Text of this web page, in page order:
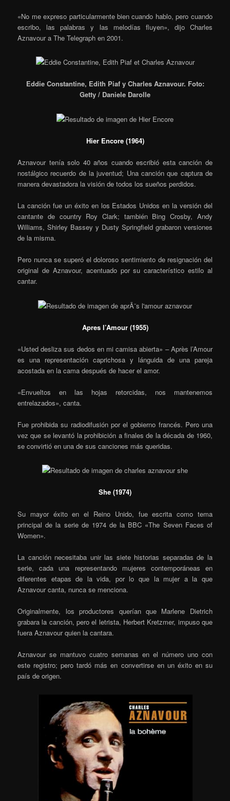
«No me expreso particularmente bien cuando hablo, pero cuando
escribo, las palabras y las melodías fluyen», dijo Charles
Aznavour a The Telegraph en 2001.
Eddie Constantine, Edith Piaf y Charles Aznavour. Foto:
Getty / Daniele Darolle
Hier Encore (1964)
Aznavour tenía solo 40 años cuando escribió esta canción de
nostálgico recuerdo de la juventud; Una canción que captura de
manera devastadora la visión de todos los sueños perdidos.
La canción fue un éxito en los Estados Unidos en la versión del
cantante de country Roy Clark; también Bing Crosby, Andy
Williams, Shirley Bassey y Dusty Springfield grabaron versiones
de la misma.
Pero nunca se superó el doloroso sentimiento de resignación del
original de Aznavour, acentuado por su característico estilo al
cantar.
Apres l’Amour (1955)
«Usted desliza sus dedos en mi camisa abierta» – Après l’Amour
es una representación caprichosa y lánguida de una pareja
acostada en la cama después de hacer el amor.
«Envueltos en las hojas retorcidas, nos mantenemos
entrelazados», canta.
Fue prohibida su radiodifusión por el gobierno francés. Pero una
vez que se levantó la prohibición a finales de la década de 1960,
se convirtió en una de sus canciones más queridas.
She (1974)
Su mayor éxito en el Reino Unido, fue escrita como tema
principal de la serie de 1974 de la BBC «The Seven Faces of
Women».
La canción necesitaba unir las siete historias separadas de la
serie, cada una representando mujeres contemporáneas en
diferentes etapas de la vida, por lo que la mujer a la que
Aznavour canta, nunca se menciona.
Originalmente, los productores querían que Marlene Dietrich
grabara la canción, pero el letrista, Herbert Kretzmer, impuso que
fuera Aznavour quien la cantara.
Aznavour se mantuvo cuatro semanas en el número uno con
este registro; pero tardó más en convertirse en un éxito en su
país de origen.